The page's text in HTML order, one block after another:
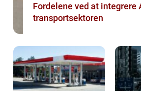
Fordelene ved at integrere
transportsektoren